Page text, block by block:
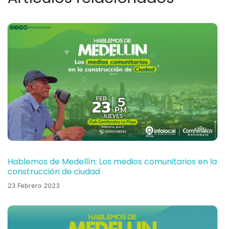
Hablemos de Medellín: Los medios comunitarios en la
construcción de ciudad
23 Febrero 2023